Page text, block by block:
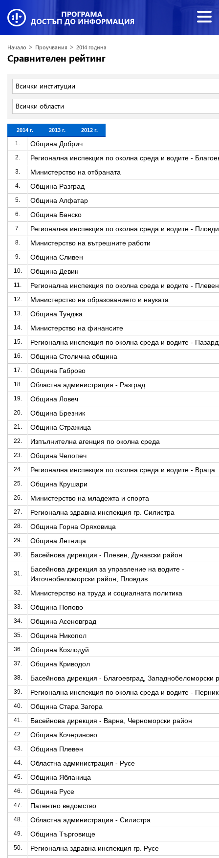
Начало > Проучвания > 2014 година
Сравнителен рейтинг
Всички институции
Всички области
2014 г. 2013 г. 2012 г.
1. Община Добрич
2. Регионална инспекция по околна среда и водите -
3. Министерство на отбраната
4. Община Разград
5. Община Алфатар
6. Община Банско
7. Регионална инспекция по околна среда и водите -
8. Министерство на вътрешните работи
9. Община Сливен
10. Община Девин
11. Регионална инспекция по околна среда и водите - Плевен
12. Министерство на образованието и науката
13. Община Тунджа
14. Министерство на финансите
15. Регионална инспекция по околна среда и водите -
16. Община Столична община
17. Община Габрово
18. Областна администрация - Разград
19. Община Ловеч
20. Община Брезник
21. Община Стражица
22. Изпълнителна агенция по околна среда
23. Община Челопеч
24. Регионална инспекция по околна среда и водите - Враца
25. Община Крушари
26. Министерство на младежта и спорта
27. Регионална здравна инспекция гр. Силистра
28. Община Горна Оряховица
29. Община Летница
30. Басейнова дирекция - Плевен, Дунавски район
31.
Басейнова дирекция за управление на водите -
Източнобеломорски район, Пловдив
32. Министерство на труда и социалната политика
33. Община Попово
34. Община Асеновград
35. Община Никопол
36. Община Козлодуй
37. Община Криводол
38. Басейнова дирекция - Благоевград, Западнобеломорски
39. Регионална инспекция по околна среда и водите - Перник
40. Община Стара Загора
41. Басейнова дирекция - Варна, Черноморски район
42. Община Кочериново
43. Община Плевен
44. Областна администрация - Русе
45. Община Ябланица
46. Община Русе
47. Патентно ведомство
48. Областна администрация - Силистра
49. Община Търговище
50. Регионална здравна инспекция гр. Русе